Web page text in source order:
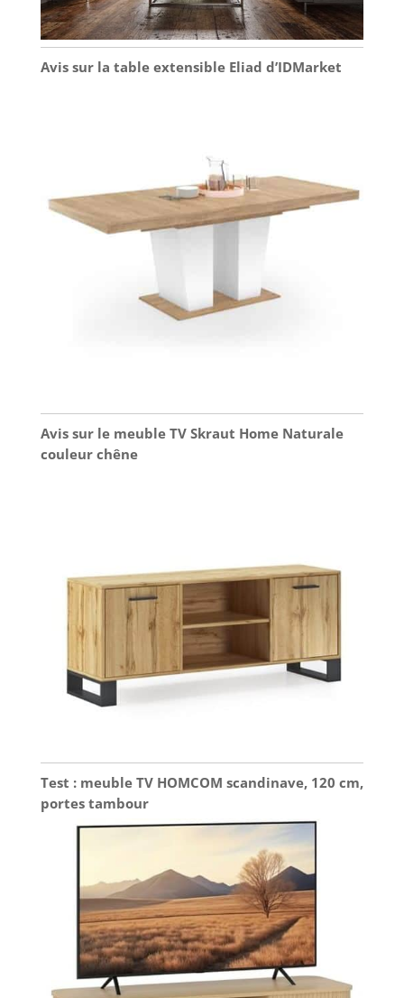
Avis sur la table extensible Eliad d’IDMarket
Avis sur le meuble TV Skraut Home Naturale
couleur chêne
Test : meuble TV HOMCOM scandinave, 120 cm,
portes tambour